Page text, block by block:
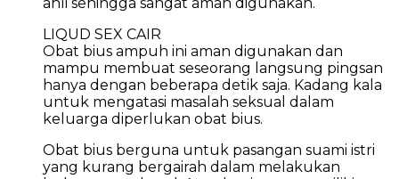
LIQUD SEX CAIR
Obat bius ampuh ini aman digunakan dan
mampu membuat seseorang langsung pingsan
hanya dengan beberapa detik saja. Kadang kala
untuk mengatasi masalah seksual dalam
keluarga diperlukan obat bius.
Obat bius berguna untuk pasangan suami istri
yang kurang bergairah dalam melakukan